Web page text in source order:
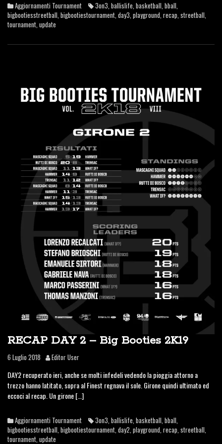
Aggiornamenti Tournament 3on3, ballislife, basketball, bball,
bigbootiesstreetball, bigbootiestournament, day3, playground, recap, streetball,
tournament, update
RECAP DAY 2 – Big Booties 2K19
6 Luglio 2018 Editor User
DAY2 recuperato ieri, anche se molti infedeli vedendo la pioggia attorno a
trezzo hanno latitato, sopra al Finest regnava il sole. Girone quindi ultimato ed
eccoci al recap. Un girone […]
Aggiornamenti Tournament 3on3 ballislife basketball bball
bigbootiesstreetball bigbootiestournament day2 playground recap streetball
tournament update